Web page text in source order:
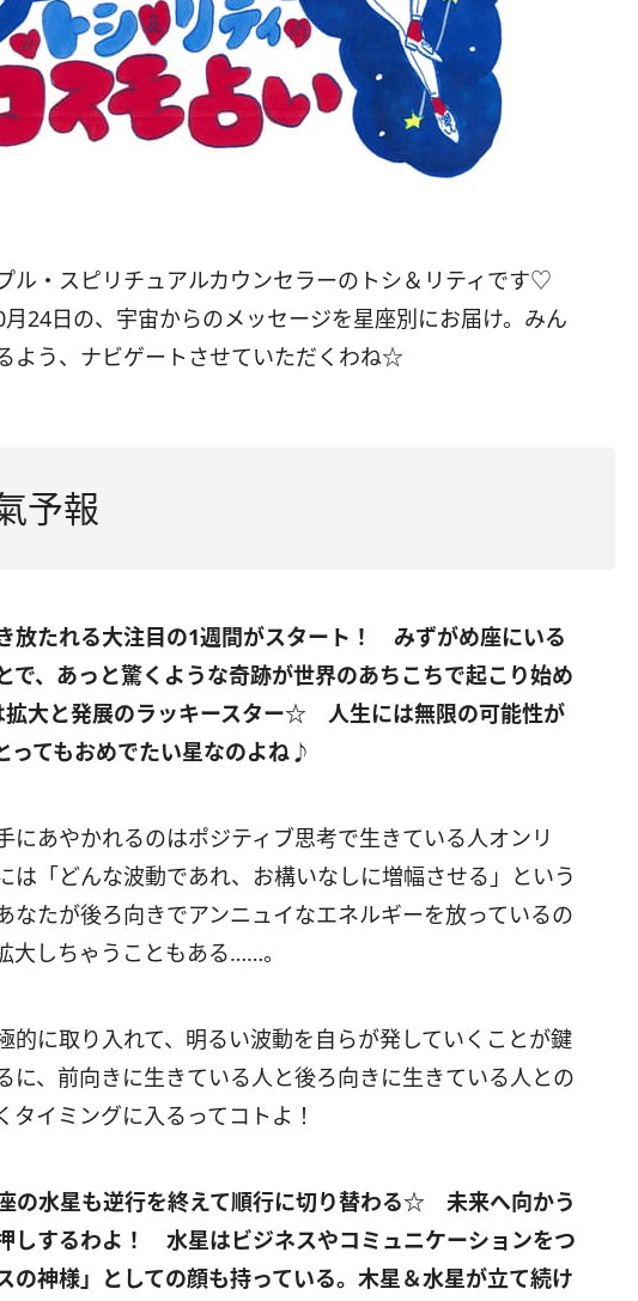
ル・スピリチュアルカウンセラーのトシ＆リティです♡
月24日の、宇宙からのメッセージを星座別にお届け。みん
よう、ナビゲートさせていただくわね☆
予報
放たれる大注目の1週間がスタート！ みずがめ座にいる
で、あっと驚くような奇跡が世界のあちこちで起こり始め
大と発展のラッキースター☆ 人生には無限の可能性が
ってもおめでたい星なのよね♪
にあやかれるのはポジティブ思考で生きている人オンリ
「どんな波動であれ、お構いなしに増幅させる」という
たが後ろ向きでアンニュイなエネルギーを放っているの
大しちゃうこともある……。
的に取り入れて、明るい波動を自らが発していくことが鍵
、前向きに生きている人と後ろ向きに生きている人との
イミングに入るってコトよ！
の水星も逆行を終えて順行に切り替わる☆ 未来へ向かう
しするわよ！ 水星はビジネスやコミュニケーションをつ
の神様」としての顔も持っている。木星＆水星が立て続け